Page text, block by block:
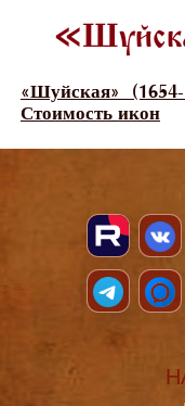
«Шуйская»
Стоимость икон